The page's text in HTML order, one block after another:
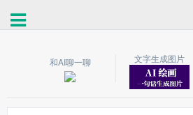
和AI聊一聊
文字生成图片